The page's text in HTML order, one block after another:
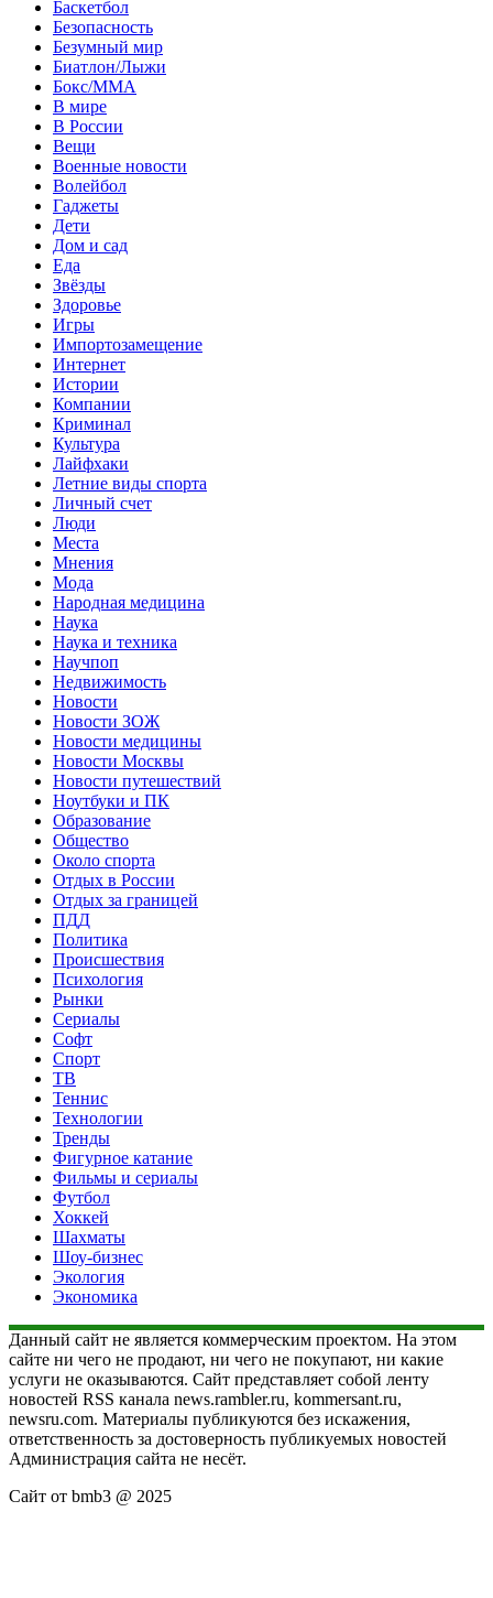
Баскетбол
Безопасность
Безумный мир
Биатлон/Лыжи
Бокс/MMA
В мире
В России
Вещи
Военные новости
Волейбол
Гаджеты
Дети
Дом и сад
Еда
Звёзды
Здоровье
Игры
Импортозамещение
Интернет
Истории
Компании
Криминал
Культура
Лайфхаки
Летние виды спорта
Личный счет
Люди
Места
Мнения
Мода
Народная медицина
Наука
Наука и техника
Научпоп
Недвижимость
Новости
Новости ЗОЖ
Новости медицины
Новости Москвы
Новости путешествий
Ноутбуки и ПК
Образование
Общество
Около спорта
Отдых в России
Отдых за границей
ПДД
Политика
Происшествия
Психология
Рынки
Сериалы
Софт
Спорт
ТВ
Теннис
Технологии
Тренды
Фигурное катание
Фильмы и сериалы
Футбол
Хоккей
Шахматы
Шоу-бизнес
Экология
Экономика
Данный сайт не является коммерческим проектом. На этом
сайте ни чего не продают, ни чего не покупают, ни какие
услуги не оказываются. Сайт представляет собой ленту
новостей RSS канала news.rambler.ru, kommersant.ru,
newsru.com. Материалы публикуются без искажения,
ответственность за достоверность публикуемых новостей
Администрация сайта не несёт.
Сайт от bmb3 @ 2025